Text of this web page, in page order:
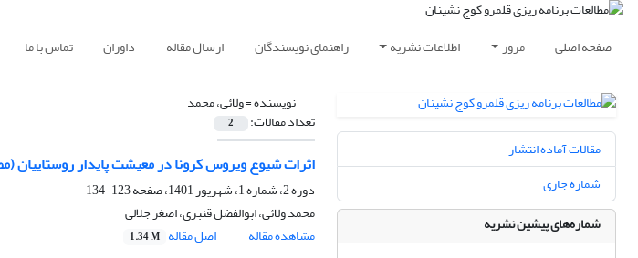
صفحه اصلی مرور اطلاعات نشریه راهنمای نویسندگان ارسال مقاله داوران تماس با ما
نویسنده =ولائی، محمد
تعداد مقالات: 2
اثرات شیوع ویروس کرونا در معیشت پایدار روستاییان
دوره 2، شماره 1، شهریور 1401، صفحه
123-134
محمد ولائی، ابوالفضل قنبری، اصغر جلالی
مشاهده مقاله
اصل مقاله 1.34 M
مقالات آماده انتشار
شماره جاری
شماره‌های پیشین نشریه